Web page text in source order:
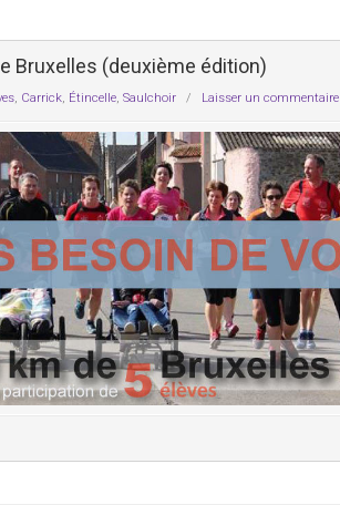
Bruxelles (deuxième édition)
, Carrick, Étincelle, Saulchoir / Laisser un commentaire